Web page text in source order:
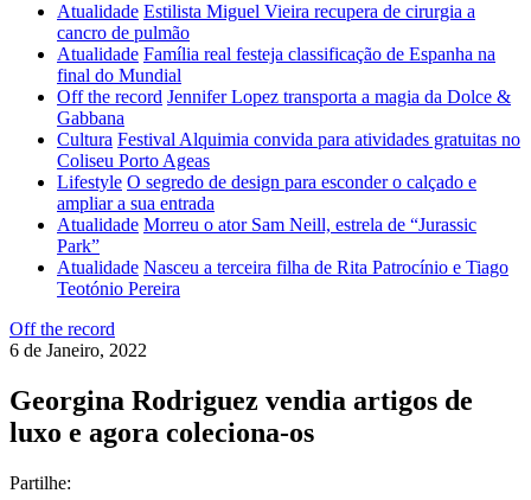
Atualidade Estilista Miguel Vieira recupera de cirurgia a
cancro de pulmão
Atualidade Família real festeja classificação de Espanha na
final do Mundial
Off the record Jennifer Lopez transporta a magia da Dolce &
Gabbana
Cultura Festival Alquimia convida para atividades gratuitas no
Coliseu Porto Ageas
Lifestyle O segredo de design para esconder o calçado e
ampliar a sua entrada
Atualidade Morreu o ator Sam Neill, estrela de “Jurassic
Park”
Atualidade Nasceu a terceira filha de Rita Patrocínio e Tiago
Teotónio Pereira
Off the record
6 de Janeiro, 2022
Georgina Rodriguez vendia artigos de
luxo e agora coleciona-os
Partilhe: